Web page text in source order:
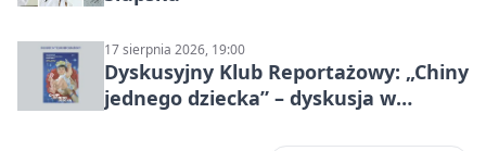
17 sierpnia 2026, 19:00
Dyskusyjny Klub Reportażowy: „Chiny
jednego dziecka” – dyskusja w